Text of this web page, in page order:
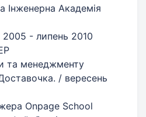
Інженерна Академія
- липень 2010
та менеджменту
/ вересень
Onpage School